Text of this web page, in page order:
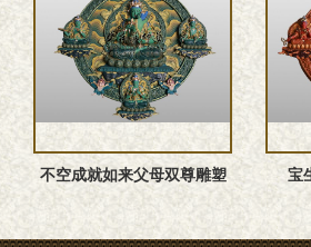
不空成就如来父母双尊雕塑 宝